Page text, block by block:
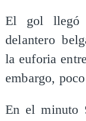
El gol llegó
delantero
la euforia
embargo,
En el minuto